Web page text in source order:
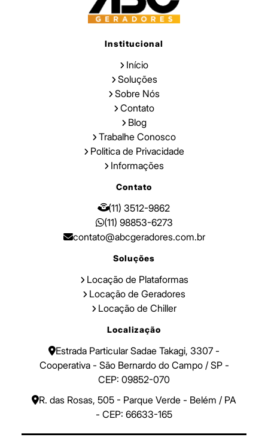
Institucional
Início
Soluções
Sobre Nós
Contato
Blog
Trabalhe Conosco
Politica de Privacidade
Informações
Contato
(11) 3512-9862
(11) 98853-6273
contato@abcgeradores.com.br
Soluções
Locação de Plataformas
Locação de Geradores
Locação de Chiller
Localização
Estrada Particular Sadae Takagi, 3307 -
Cooperativa - São Bernardo do Campo / SP -
CEP: 09852-070
R. das Rosas, 505 - Parque Verde - Belém / PA
- CEP: 66633-165